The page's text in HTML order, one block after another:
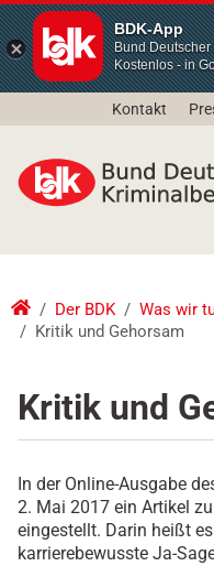
BDK-App
Bund
Kostenlos - in
Kontakt
Der BDK Was wir
Kritik und Gehorsam
Kritik und
In der Online-Ausgabe
2. Mai 2017 ein Artikel
eingestellt. Darin heißt
karrierebewusste Ja-